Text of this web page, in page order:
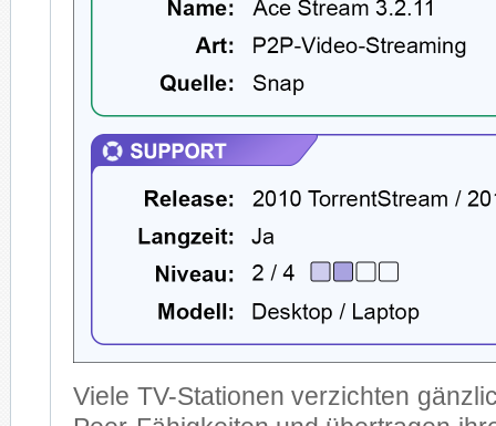
Vie­le TV-Sta­tio­nen ver­zich­ten